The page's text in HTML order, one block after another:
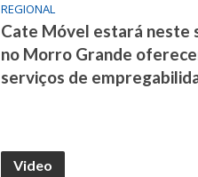
REGIONAL
Cate Móvel estará neste
no Morro Grande
serviços de
Video